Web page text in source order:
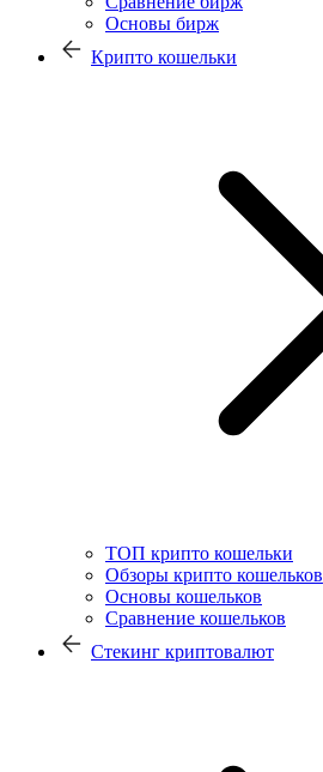
Основы бирж
Крипто кошельки
ТОП крипто кошельки
Обзоры крипто кошельков
Основы кошельков
Сравнение кошельков
Стекинг криптовалют